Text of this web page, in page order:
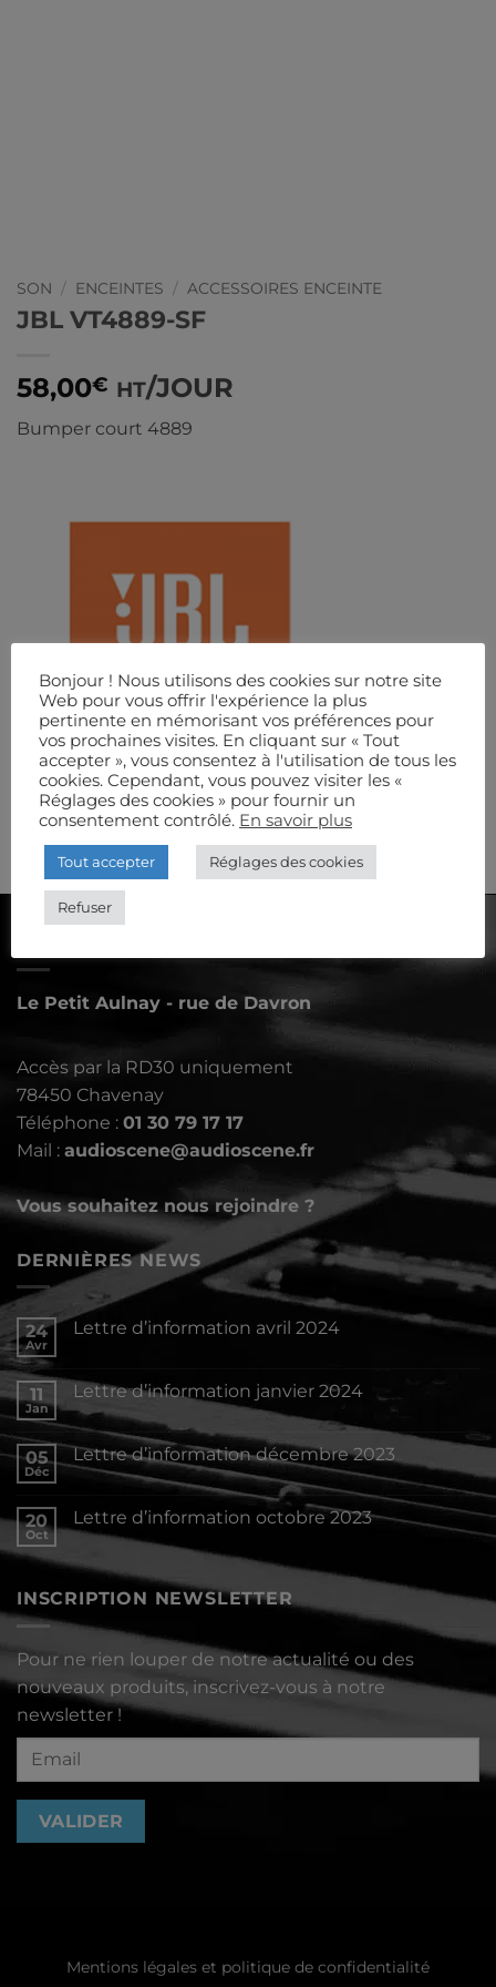
SON / ENCEINTES / ACCESSOIRES ENCEINTE
JBL VT4889-SF
58,00€ HT/JOUR
Bumper court 4889
Le Petit Aulnay - rue de Davron
Accès par la RD30 uniquement
78450 Chavenay
Téléphone : 01 30 79 17 17
Mail : audioscene@audioscene.fr
Vous souhaitez nous rejoindre ?
DERNIÈRES NEWS
24
Avr
Lettre d’information avril 2024
sur
Lettre
d’information
2024
11
Jan
Lettre d’information janvier 2024
Aucun
commentaire
sur
Lettre
d’information
05
Déc
Lettre d’information décembre 2023
Aucun
Lettre
d’information
2023
20
Oct
Lettre d’information octobre 2023
Aucun
sur
d’information
2023
INSCRIPTION NEWSLETTER
Pour ne rien louper de notre actualité ou des
nouveaux produits, inscrivez-vous à notre
newsletter !
Mentions légales et politique de confidentialité
Bonjour ! Nous utilisons des cookies sur notre site
Web pour vous offrir l'expérience la plus
pertinente en mémorisant vos préférences pour
vos prochaines visites. En cliquant sur « Tout
accepter », vous consentez à l'utilisation de tous les
cookies. Cependant, vous pouvez visiter les «
Réglages des cookies » pour fournir un
consentement contrôlé. En savoir plus
Tout accepter Réglages des cookies
Refuser